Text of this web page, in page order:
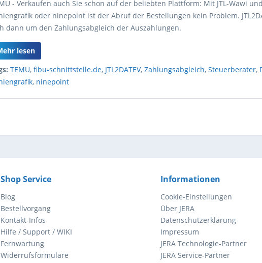
- Verkaufen auch Sie schon auf der beliebten Plattform: Mit JTL-Wawi
oder ninepoint ist der Abruf der Bestellungen kein Problem.
dann um den Zahlungsabgleich der Auszahlungen.
lesen
TEMU,fibu-schnittstelle.de, JTL2DATEV,Zahlungsabgleich,Steuerberater,
, ninepoint
Shop Service
Blog
Bestellvorgang
Kontakt-Infos
Hilfe / Support / WIKI
Fernwartung
Widerrufsformulare
Informationen
Cookie-Einstellungen
Über JERA
Datenschutzerklärung
Impressum
JERA Technologie-Partner
JERA Service-Partner